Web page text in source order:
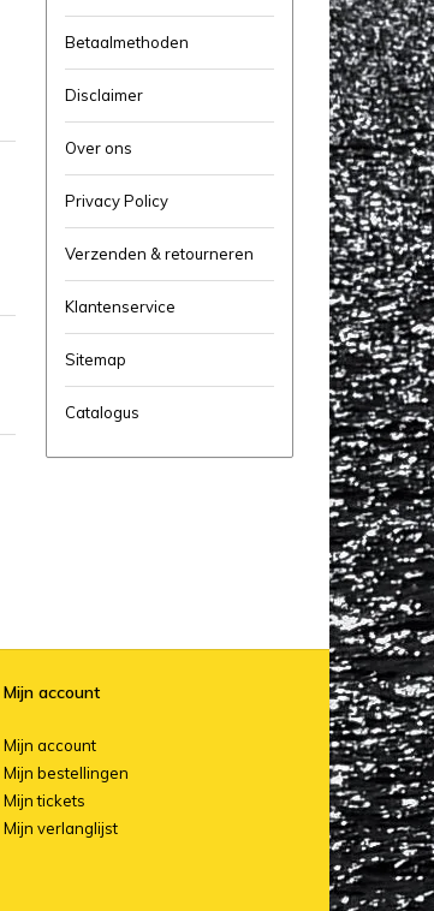
Betaalmethoden
Disclaimer
Over ons
Privacy Policy
Verzenden & retourneren
Klantenservice
Sitemap
Catalogus
Mijn account
Mijn account
Mijn bestellingen
Mijn tickets
Mijn verlanglijst